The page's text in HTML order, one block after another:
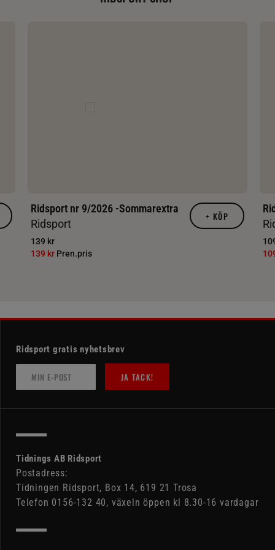
Ridsport nr 9/2026 -Sommarextra
Ridsport
139 kr
139 kr Pren.pris
+ KÖP
Ridsport gratis nyhetsbrev
JA TACK!
Tidnings AB Ridsport
Postadress:
Tidningen Ridsport, Box 14, 619 21 Trosa
Telefon 0156-132 40, växeln öppen kl 8.30-16 vardagar